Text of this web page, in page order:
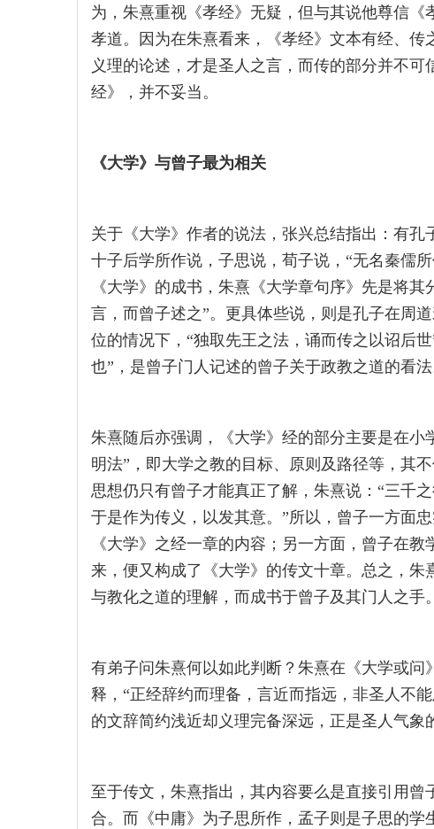
为，朱熹重视《孝经》无疑，但与其说他尊信
孝道。因为在朱熹看来，《孝经》文本有经、
义理的论述，才是圣人之言，而传的部分并不
经》，并不妥当。
《大学》与曾子最为相关
关于《大学》作者的说法，张兴总结指出：有
十子后学所作说，子思说，荀子说，“无名秦儒
《大学》的成书，朱熹《大学章句序》先是将
言，而曾子述之”。更具体些说，则是孔子在周
位的情况下，“独取先王之法，诵而传之以诏后
也”，是曾子门人记述的曾子关于政教之道的看法
朱熹随后亦强调，《大学》经的部分主要是在小
明法”，即大学之教的目标、原则及路径等，其
思想仍只有曾子才能真正了解，朱熹说：“三千
于是作为传义，以发其意。”所以，曾子一方面
《大学》之经一章的内容；另一方面，曾子在
来，便又构成了《大学》的传文十章。总之，
与教化之道的理解，而成书于曾子及其门人之手。
有弟子问朱熹何以如此判断？朱熹在《大学或
释，“正经辞约而理备，言近而指远，非圣人不
的文辞简约浅近却义理完备深远，正是圣人气象
至于传文，朱熹指出，其内容要么是直接引用
合。而《中庸》为子思所作，孟子则是子思的